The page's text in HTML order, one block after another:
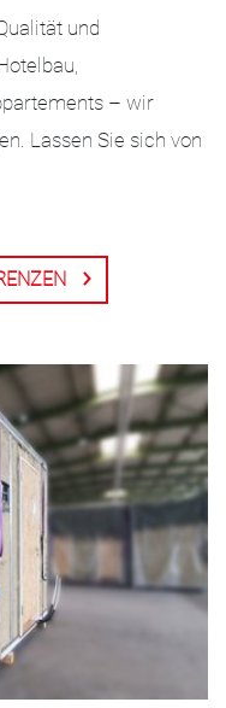
und
– wir
Lassen Sie sich von